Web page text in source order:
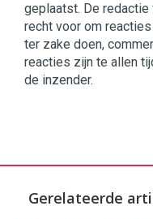
geplaatst. De
recht voor om
ter zake doen,
reacties zijn te allen
de inzender.
Gerelateerde